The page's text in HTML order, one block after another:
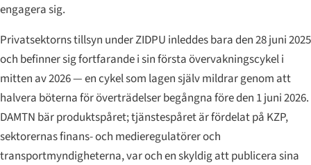
engagera sig.
Privatsektorns tillsyn under ZIDPU inleddes bara den 28 juni 2025
och befinner sig fortfarande i sin första övervakningscykel i
mitten av 2026 — en cykel som lagen själv mildrar genom att
halvera böterna för överträdelser begångna före den 1 juni 2026.
DAMTN bär produktspåret; tjänstespåret är fördelat på KZP,
sektorernas finans- och medieregulatörer och
transportmyndigheterna, var och en skyldig att publicera sina